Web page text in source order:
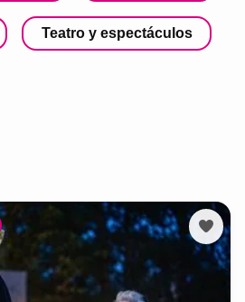
Teatro y espectáculos